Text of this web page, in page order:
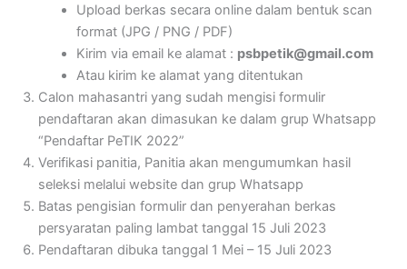
Upload berkas secara online dalam bentuk scan
format (JPG / PNG / PDF)
Kirim via email ke alamat : psbpetik@gmail.com
Atau kirim ke alamat yang ditentukan
Calon mahasantri yang sudah mengisi formulir
pendaftaran akan dimasukan ke dalam grup Whatsapp
“Pendaftar PeTIK 2022”
Verifikasi panitia, Panitia akan mengumumkan hasil
seleksi melalui website dan grup Whatsapp
Batas pengisian formulir dan penyerahan berkas
persyaratan paling lambat tanggal 15 Juli 2023
Pendaftaran dibuka tanggal 1 Mei – 15 Juli 2023